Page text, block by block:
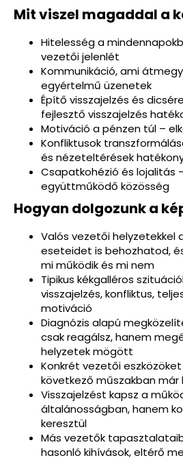
Mit viszel magaddal a
Hitelesség a
vezetői jelenlét
Kommunikáció, ami átmegy
egyértelmű üzenetek
Építő visszajelzés és
fejlesztő visszajelzés
Motiváció a pénzen túl –
Konfliktusok
és nézeteltérések
Csapatkohézió és lojalitás
együttműködő közösség
Hogyan dolgozunk a
Valós vezetői helyzetekkel
eseteidet is behozhatod,
mi működik és mi nem
Tipikus kékgalléros
visszajelzés, konfliktus,
motiváció
Diagnózis alapú
csak reagálsz, hanem
helyzetek mögött
Konkrét vezetői
következő műszakban már
Visszajelzést kapsz a
általánosságban, hanem
keresztül
Más vezetők
hasonló kihívások, eltérő